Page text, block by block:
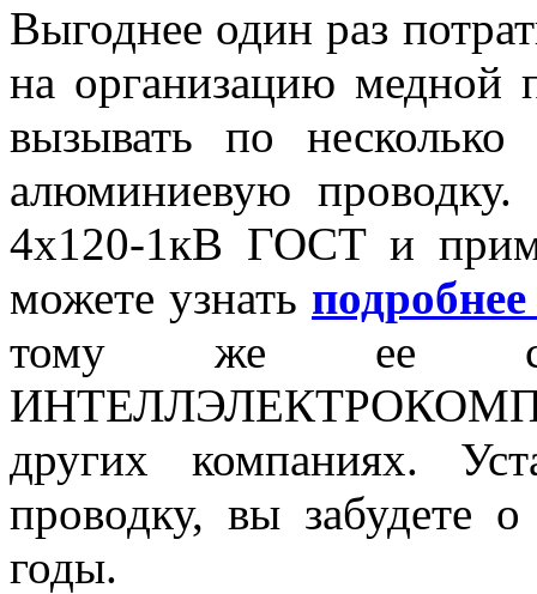
Выгоднее один раз
на организацию медной
вызывать по
алюминиевую
4х120-1кВ ГОСТ и
можете узнать
тому же ее
других компаниях.
проводку, вы забудете
годы.